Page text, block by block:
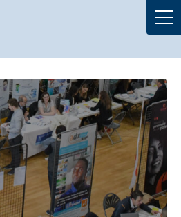
La Mairie
quotidien
tout âge
et loisirs